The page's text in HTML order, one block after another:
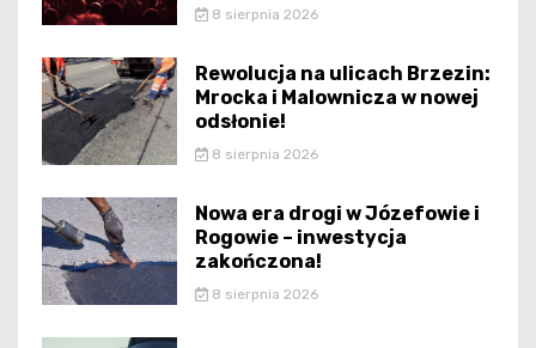
8 sierpnia 2026
Rewolucja na ulicach Brzezin:
Mrocka i Malownicza w nowej
odsłonie!
8 sierpnia 2026
Nowa era drogi w Józefowie i
Rogowie – inwestycja
zakończona!
8 sierpnia 2026